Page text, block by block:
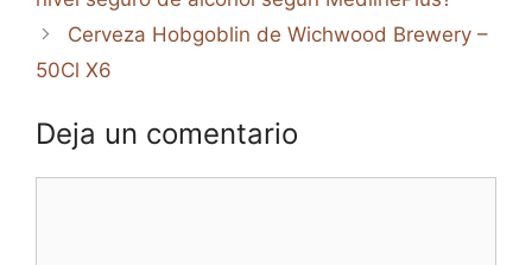
Cerveza Hobgoblin de Wichwood Brewery –
50Cl X6
Deja un comentario